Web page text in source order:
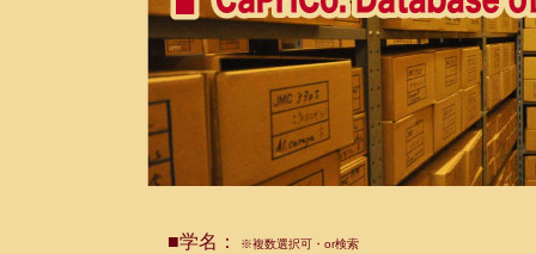
■学名： ※複数選択可・or検索